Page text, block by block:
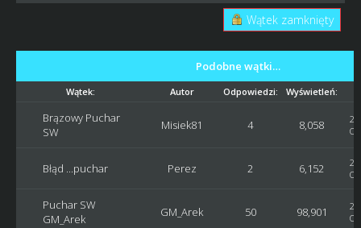
Wątek zamknięty
Podobne wątki…
Wątek: Autor Odpowiedzi: Wyświetleń:
Brązowy Puchar
SW
Misiek81 4 8,058
Błąd ...puchar Perez 2 6,152
Puchar SW
GM_Arek
GM_Arek 50 98,901